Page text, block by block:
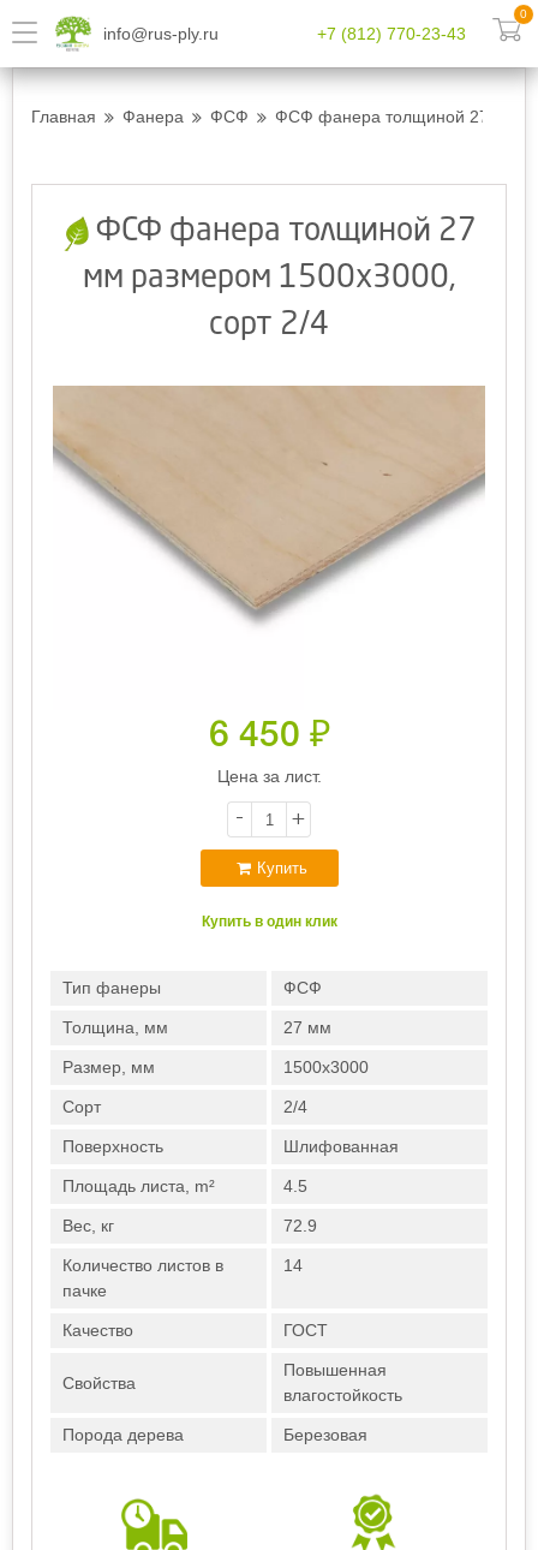
info@rus-ply.ru +7 (812) 770-23-43
0
Главная Фанера ФСФ ФСФ фанера толщиной 27 мм
ФСФ фанера толщиной 27
мм размером 1500х3000,
сорт 2/4
6 450 ₽
Цена за лист.
- +
Купить
Купить в один клик
Тип фанеры ФСФ
Толщина, мм 27 мм
Размер, мм 1500х3000
Сорт 2/4
Поверхность Шлифованная
Площадь листа, m² 4.5
Вес, кг 72.9
Количество листов в
пачке
14
Качество ГОСТ
Свойства
Повышенная
влагостойкость
Порода дерева Березовая